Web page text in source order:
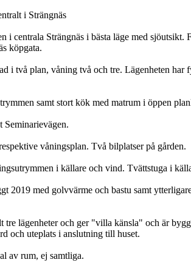
i Strängnäs
i centrala Strängnäs i bästa läge med
köpgata.
i två plan, våning två och tre. Lägenheten har
samt stort kök med matrum i öppen
Seminarievägen.
våningsplan. Två bilplatser på gården.
i källare och vind. Tvättstuga i
2019 med golvvärme och bastu samt
tre lägenheter och ger "villa känsla" och är
och uteplats i anslutning till huset.
av rum, ej samtliga.